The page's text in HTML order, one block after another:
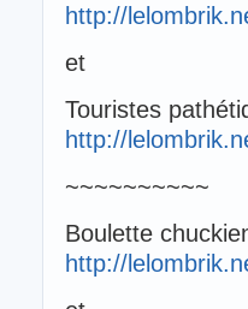
http://
et
Touristes
http://
~~~~~~~~~~
Boulette
http://